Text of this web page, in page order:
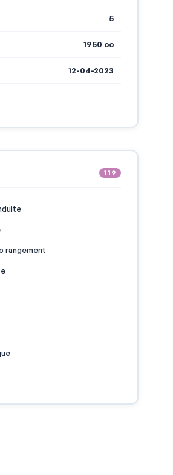
5
1950 cc
12-04-2023
119
rangement